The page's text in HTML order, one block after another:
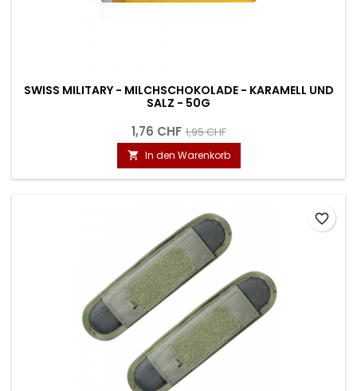
SWISS MILITARY - MILCHSCHOKOLADE - KARAMELL UND
SALZ - 50G
1,76 CHF 1,95 CHF
 In den Warenkorb
favorite_border